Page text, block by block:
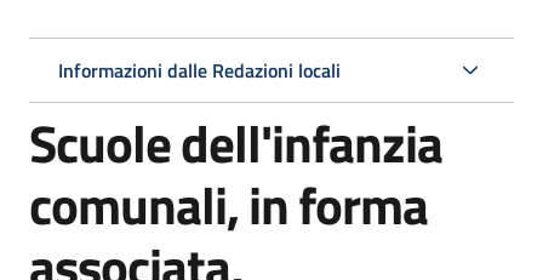
Servizi
Centri
per
famiglie
Informazioni dalle Redazioni locali
Scuole dell'infanzia
comunali, in forma